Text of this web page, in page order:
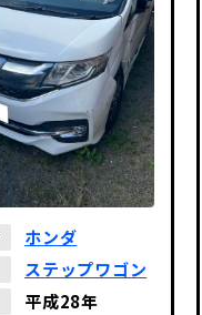
ホンダ
ステップワゴン
平成28年